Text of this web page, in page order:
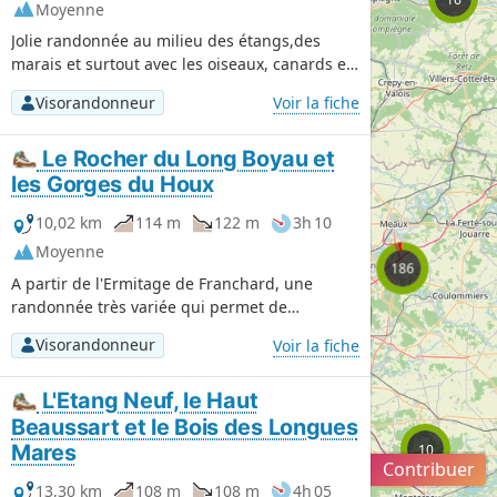
fréquentation humaine, proximité de la région
parisienne oblige.
Moyenne
Jolie randonnée au milieu des étangs,des
marais et surtout avec les oiseaux, canards etc
.. pour une durée de 4h30 a 5h sinon plus, si
ce n'est plus si vous observez les oiseaux sur
les étangs.
Visorandonneur Voir la fiche
Le Rocher du Long Boyau et
les Gorges du Houx
10,02 km 114 m 122 m
3h 10
Moyenne
A partir de l'Ermitage de Franchard, une
randonnée très variée qui permet de
découvrir les vestiges d'anciennes carrières
de grès, les Gorges du Houx et la charmante
Mare aux Pigeons. En cours de route,
plusieurs vastes points de vue, de nombreux
rochers spectaculaires et la curieuse Grotte
du Serment. N.B. Le dénivelé et le temps
affichés semblent sous-estimés : compter de
Visorandonneur Voir la fiche
L'Etang Neuf, le Haut
Beaussart et le Bois des Longues
Mares
13,30 km 108 m 108 m 4h 05
Contribuer
10
751
107
313
127
186
20 km
OpenStreetMap - Attributions